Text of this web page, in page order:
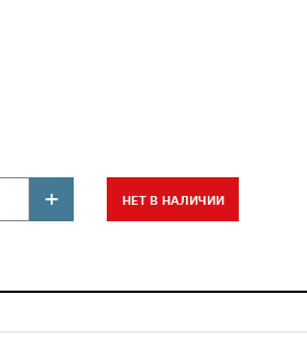
+ НЕТ В НАЛИЧИИ